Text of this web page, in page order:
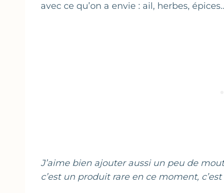
avec ce qu’on a envie : ail, herbes,
J’aime bien ajouter aussi un peu de
c’est un produit rare en ce moment,